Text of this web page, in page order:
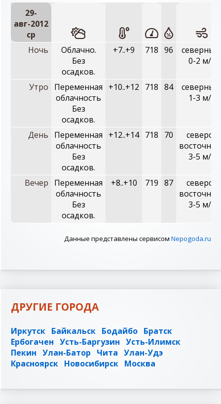
29-
авг-2012
ср
Ночь
Облачно.
Без
осадков.
+7..+9 718 96
северный,
0-2 м/с
Утро
Переменная
облачность
Без
осадков.
+10..+12 718 84
северный,
1-3 м/с
День
Переменная
облачность
Без
осадков.
+12..+14 718 70
северо-
3-5 м/с
Вечер
Переменная
облачность
Без
осадков.
+8..+10 719 87
северо-
3-5 м/с
Данные представлены сервисом Nepogoda.ru
ДРУГИЕ ГОРОДА
Иркутск Байкальск Бодайбо Братск
Ербогачен Усть-Баргузин Усть-Илимск
Пекин Улан-Батор Чита Улан-Удэ
Красноярск Новосибирск Москва